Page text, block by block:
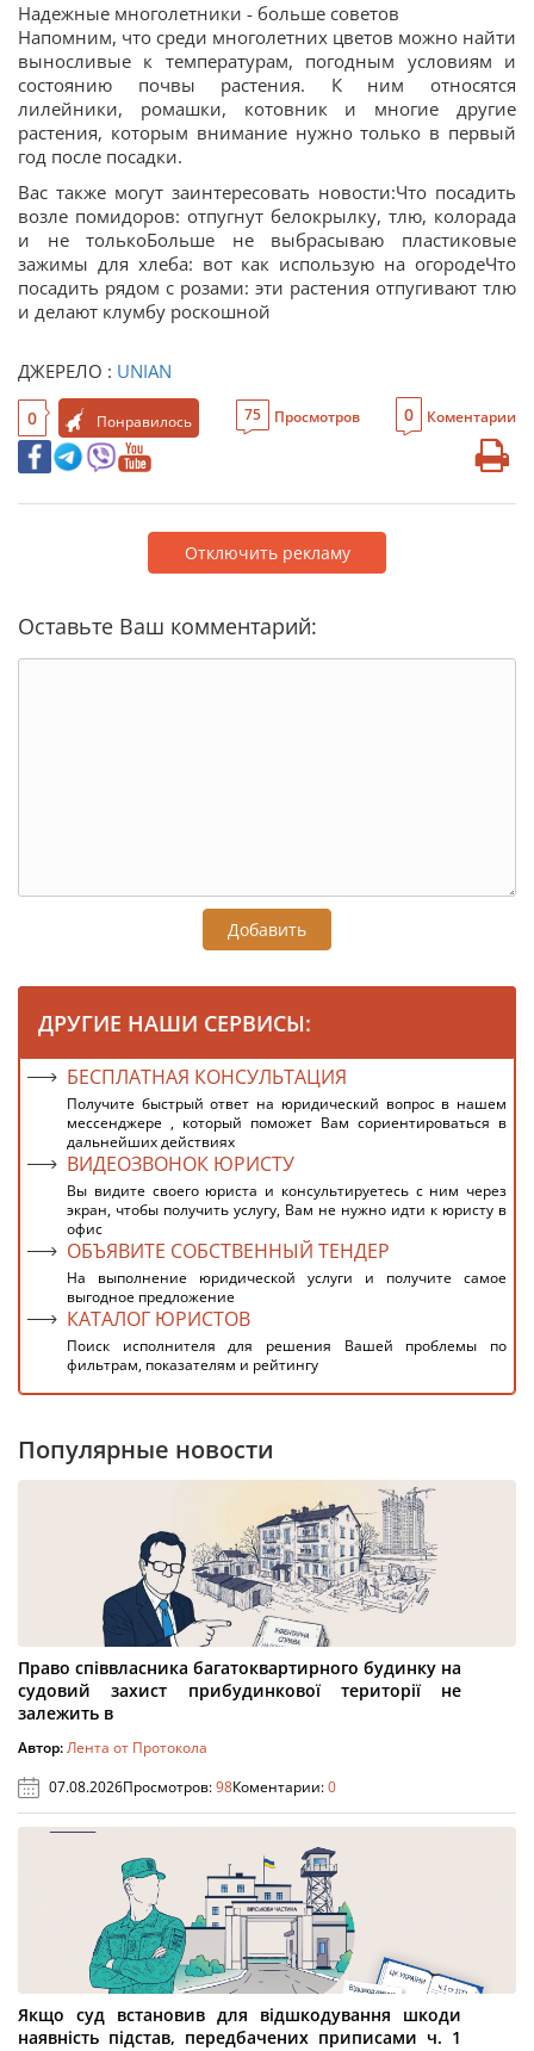
Надежные многолетники - больше советов
Напомним, что среди многолетних цветов можно найти
выносливые к температурам, погодным условиям и
состоянию почвы растения. К ним относятся
лилейники, ромашки, котовник и многие другие
растения, которым внимание нужно только в первый
год после посадки.
Вас также могут заинтересовать новости:Что посадить
возле помидоров: отпугнут белокрылку, тлю, колорада
и не толькоБольше не выбрасываю пластиковые
зажимы для хлеба: вот как использую на огородеЧто
посадить рядом с розами: эти растения отпугивают тлю
и делают клумбу роскошной
ДЖЕРЕЛО : UNIAN
0 Понравилось 75 Просмотров 0 Коментарии
Отключить рекламу
Оставьте Ваш комментарий:
Добавить
ДРУГИЕ НАШИ СЕРВИСЫ:
БЕСПЛАТНАЯ КОНСУЛЬТАЦИЯ
Получите быстрый ответ на юридический вопрос в нашем
мессенджере , который поможет Вам сориентироваться в
дальнейших действиях
ВИДЕОЗВОНОК ЮРИСТУ
Вы видите своего юриста и консультируетесь с ним через
экран, чтобы получить услугу, Вам не нужно идти к юристу в
офис
ОБЪЯВИТЕ СОБСТВЕННЫЙ ТЕНДЕР
На выполнение юридической услуги и получите самое
выгодное предложение
КАТАЛОГ ЮРИСТОВ
Поиск исполнителя для решения Вашей проблемы по
фильтрам, показателям и рейтингу
Популярные новости
Право співвласника багатоквартирного будинку на
судовий захист прибудинкової території не
залежить в
Автор:Лента от Протокола
07.08.2026Просмотров:98Коментарии:0
Якщо суд встановив для відшкодування шкоди
наявність підстав, передбачених приписами ч. 1